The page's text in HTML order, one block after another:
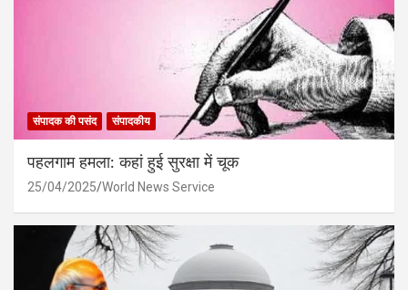
संपादक की पसंद संपादकीय
पहलगाम हमला: कहां हुई सुरक्षा में चूक
25/04/2025 World News Service